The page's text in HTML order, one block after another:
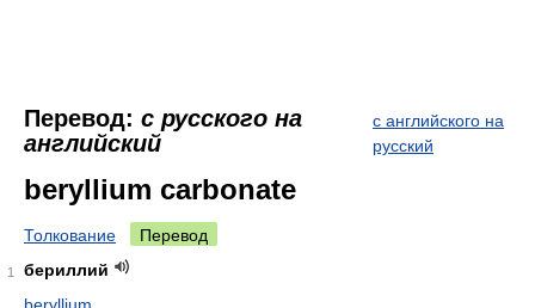
Перевод: с русского на
английский
с английского на
русский
beryllium carbonate
Толкование Перевод
1
бериллий